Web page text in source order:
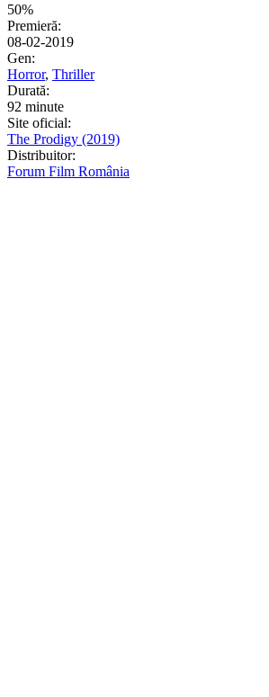
50%
Premieră:
08-02-2019
Gen:
Horror, Thriller
Durată:
92 minute
Site oficial:
The Prodigy (2019)
Distribuitor:
Forum Film România